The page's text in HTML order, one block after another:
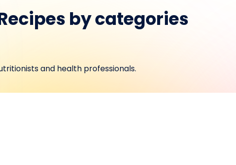
by categories
and health professionals.